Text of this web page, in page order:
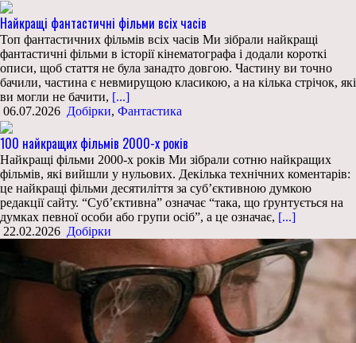
Найкращі фантастичні фільми всіх часів
Топ фантастичних фільмів всіх часів Ми зібрали найкращі
фантастичні фільми в історії кінематографа і додали короткі
описи, щоб стаття не була занадто довгою. Частину ви точно
бачили, частина є невмирущою класикою, а на кілька стрічок, які
ви могли не бачити, [...]
06.07.2026 Добірки, Фантастика
100 найкращих фільмів 2000-х років
Найкращі фільми 2000-х років Ми зібрали сотню найкращих
фільмів, які вийшли у нульових. Декілька технічних коментарів:
це найкращі фільми десятиліття за суб’єктивною думкою
редакції сайту. “Суб’єктивна” означає “така, що ґрунтується на
думках певної особи або групи осіб”, а це означає, [...]
22.02.2026 Добірки